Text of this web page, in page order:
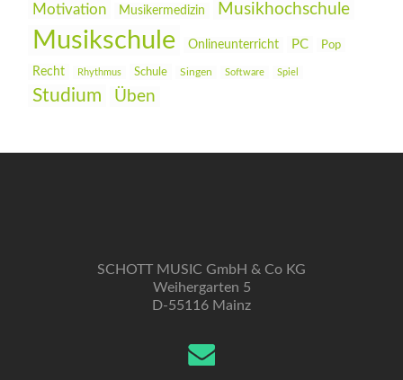
Motivation Musikermedizin Musikhochschule
Musikschule Onlineunterricht PC Pop
Recht Rhythmus Schule Singen Software Spiel
Studium Üben
SCHOTT MUSIC GmbH & Co KG
Weihergarten 5
D-55116 Mainz